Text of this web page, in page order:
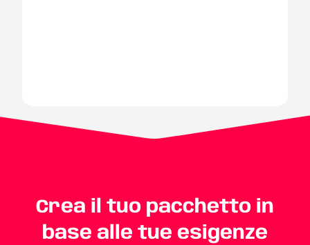
Crea il tuo pacchetto in
base alle tue esigenze